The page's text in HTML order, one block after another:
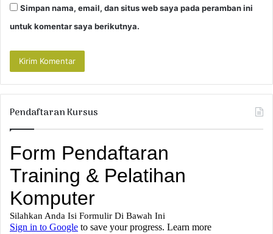
Simpan nama, email, dan situs web saya pada peramban ini
untuk komentar saya berikutnya.
Pendaftaran Kursus